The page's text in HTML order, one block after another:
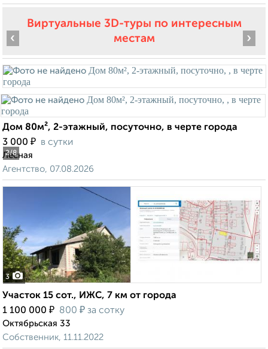
Виртуальные 3D-туры по интересным
местам
2/8
‹ ›
Дом 80м², 2-этажный, посуточно, в черте города
3 000 ₽ в сутки
Лесная
Агентство, 07.08.2026
3
Участок 15 сот., ИЖС, 7 км от города
1 100 000 ₽ 800 ₽ за сотку
Октябрьская 33
Собственник, 11.11.2022